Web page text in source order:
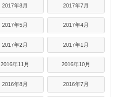
2017年8月 2017年7月
2017年5月 2017年4月
2017年2月 2017年1月
2016年11月 2016年10月
2016年8月 2016年7月